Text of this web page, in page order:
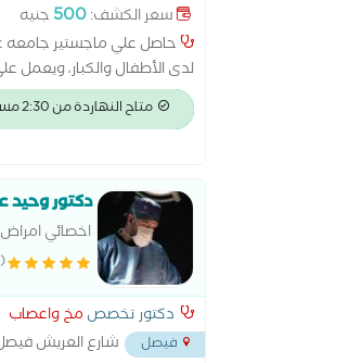
سعر الكشف:500 جنيه
حاصل علي ماجستير
لدى الأطفال والكبار، ويعمل
والتلعثم، مشاكل الصوت،
والتفاعل الاجتماعي، خاصة في
اضطراب الوسواس القهري
مرضى إدمان المخدرات والخمور
متاح النهاردة من 2:30 مساءً
دكتور وحيد
اخصائي
الجهاز العصبي(8 تقييم)
دكتور تخصص مخ واعصاب
فيصل شارع العريش فيصل